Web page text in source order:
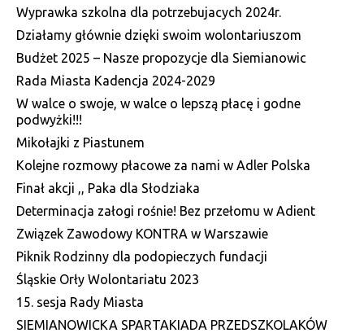
Wyprawka szkolna dla potrzebujacych 2024r.
Działamy głównie dzięki swoim wolontariuszom
Budżet 2025 – Nasze propozycje dla Siemianowic
Rada Miasta Kadencja 2024-2029
W walce o swoje, w walce o lepszą płacę i godne
podwyżki!!!
Mikołajki z Piastunem
Kolejne rozmowy płacowe za nami w Adler Polska
Finał akcji ,, Paka dla Słodziaka
Determinacja załogi rośnie! Bez przełomu w Adient
Związek Zawodowy KONTRA w Warszawie
Piknik Rodzinny dla podopieczych fundacji
Śląskie Orły Wolontariatu 2023
15. sesja Rady Miasta
SIEMIANOWICKA SPARTAKIADA PRZEDSZKOLAKÓW